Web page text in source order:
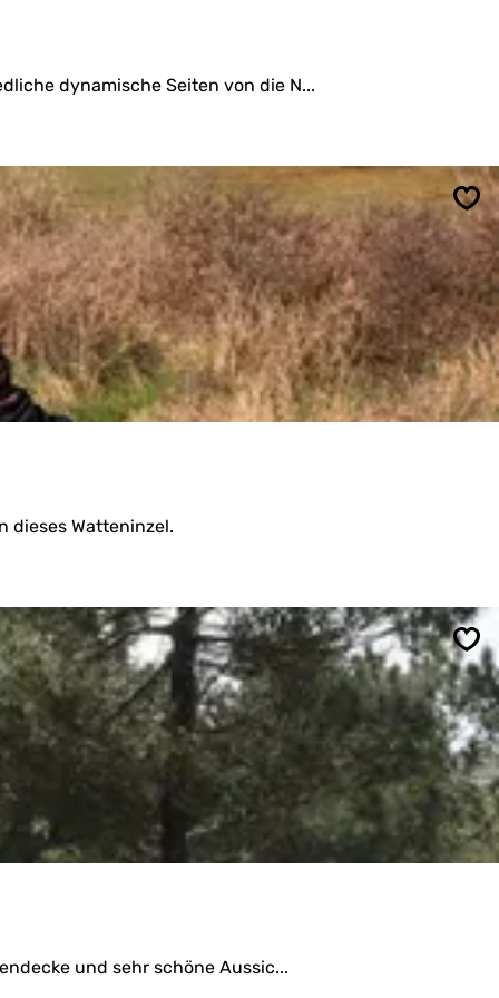
dynamische Seiten von die N...
dieses Watteninzel.
und sehr schöne Aussic...